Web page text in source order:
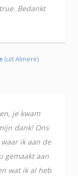
Bedankt
(uit Almere)
je kwam
dank! Ons
ik aan de
gemaakt aan
wat ik al heb